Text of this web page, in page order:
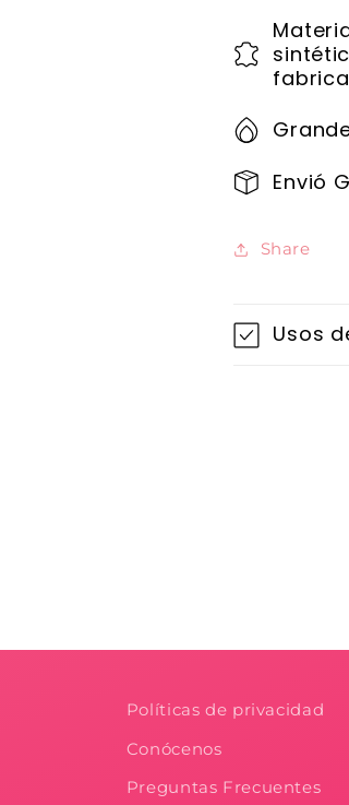
Envió
Share
Usos
Políticas de privacidad
Conócenos
Preguntas Frecuentes